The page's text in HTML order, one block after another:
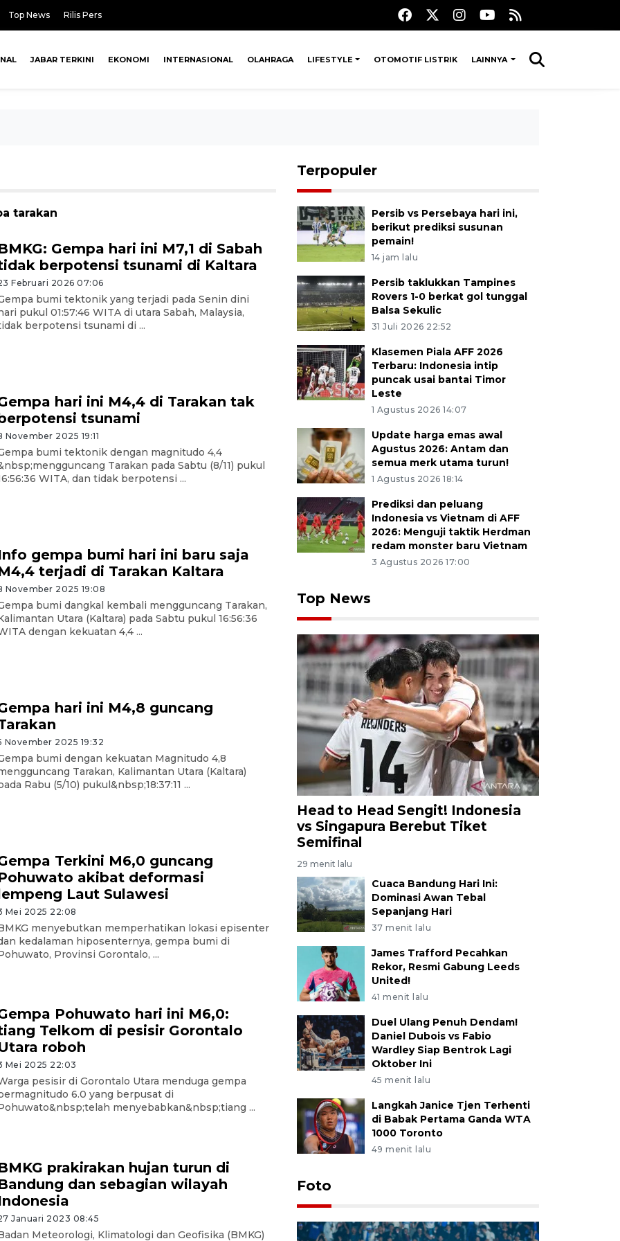
Top News Rilis Pers
JABAR TERKINI EKONOMI INTERNASIONAL OLAHRAGA LIFESTYLE OTOMOTIF LISTRIK LAINNYA
tarakan
Gempa hari ini M7,1 di Sabah
berpotensi tsunami di Kaltara
Februari 2026 07:06
bumi tektonik yang terjadi pada Senin dini
pukul 01:57:46 WITA di utara Sabah, Malaysia,
berpotensi tsunami di ...
hari ini M4,4 di Tarakan tak
tsunami
November 2025 19:11
bumi tektonik dengan magnitudo 4,4
Tarakan pada Sabtu (8/11) pukul
WITA, dan tidak berpotensi ...
gempa bumi hari ini baru saja
terjadi di Tarakan Kaltara
November 2025 19:08
bumi dangkal kembali mengguncang Tarakan,
Utara (Kaltara) pada Sabtu pukul 16:56:36
dengan kekuatan 4,4 ...
hari ini M4,8 guncang
November 2025 19:32
bumi dengan kekuatan Magnitudo 4,8
Tarakan, Kalimantan Utara (Kaltara)
Rabu (5/10) pukul&nbsp;18:37:11 ...
Terkini M6,0 guncang
akibat deformasi
Laut Sulawesi
Mei 2025 22:08
menyebutkan memperhatikan lokasi episenter
kedalaman hiposenternya, gempa bumi di
Provinsi Gorontalo, ...
Pohuwato hari ini M6,0:
Telkom di pesisir Gorontalo
roboh
Mei 2025 22:03
pesisir di Gorontalo Utara menduga gempa
6.0 yang berpusat di
menyebabkan&nbsp;tiang ...
prakirakan hujan turun di
dan sebagian wilayah
Januari 2023 08:45
Meteorologi, Klimatologi dan Geofisika (BMKG)
Terpopuler
Persib vs Persebaya hari ini,
berikut prediksi susunan
pemain!
14 jam lalu
Persib taklukkan Tampines
Rovers 1-0 berkat gol tunggal
Balsa Sekulic
31 Juli 2026 22:52
Klasemen Piala AFF 2026
Terbaru: Indonesia intip
puncak usai bantai Timor
Leste
1 Agustus 2026 14:07
Update harga emas awal
Agustus 2026: Antam dan
semua merk utama turun!
1 Agustus 2026 18:14
Prediksi dan peluang
Indonesia vs Vietnam di AFF
2026: Menguji taktik Herdman
redam monster baru Vietnam
3 Agustus 2026 17:00
Top News
Head to Head Sengit! Indonesia
vs Singapura Berebut Tiket
Semifinal
29 menit lalu
Cuaca Bandung Hari Ini:
Dominasi Awan Tebal
Sepanjang Hari
37 menit lalu
James Trafford Pecahkan
Rekor, Resmi Gabung Leeds
United!
41 menit lalu
Duel Ulang Penuh Dendam!
Daniel Dubois vs Fabio
Wardley Siap Bentrok Lagi
Oktober Ini
45 menit lalu
Langkah Janice Tjen Terhenti
di Babak Pertama Ganda WTA
1000 Toronto
49 menit lalu
Foto